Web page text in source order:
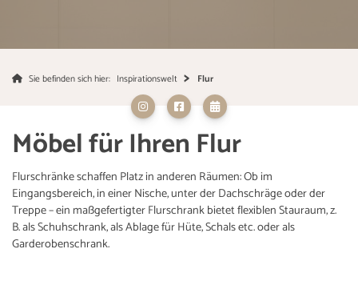
Sie befinden sich hier: Inspirationswelt Flur
Möbel für Ihren Flur
Flurschränke schaffen Platz in anderen Räumen: Ob im
Eingangsbereich, in einer Nische, unter der Dachschräge oder der
Treppe – ein maßgefertigter Flurschrank bietet flexiblen Stauraum, z.
B. als Schuhschrank, als Ablage für Hüte, Schals etc. oder als
Garderobenschrank.